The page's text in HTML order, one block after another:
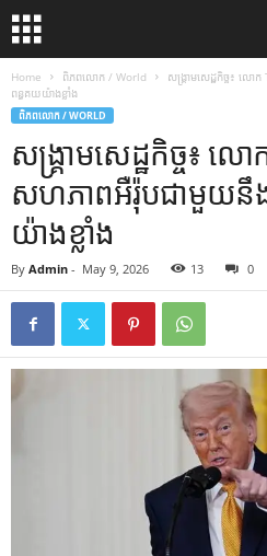
Home ពិភពលោក / World
សង្គ្រាមសេដ្ឋកិច្ច៖ ល
ពន្ធគយយ៉ាងខ្លាំង
ពិភពលោក / WORLD
សង្គ្រាមសេដ្ឋកិច្ច៖ ល
សហភាពអឺរ៉ុបជាមួយនឹ
យ៉ាងខ្លាំង
By Admin - May 9, 2026 13 0